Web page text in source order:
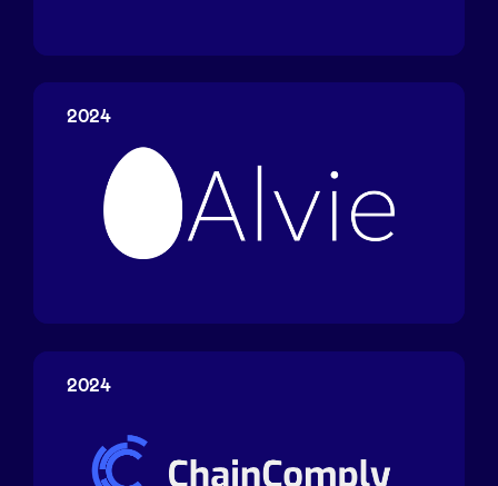
NGRAVE
Alvie
2024
2024